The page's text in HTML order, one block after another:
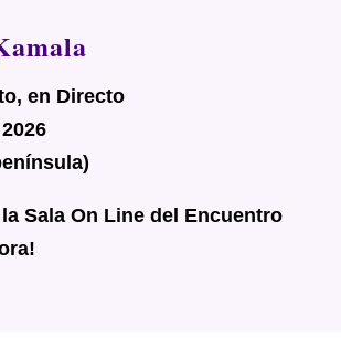
en Directo
Sala On Line del Encuentro